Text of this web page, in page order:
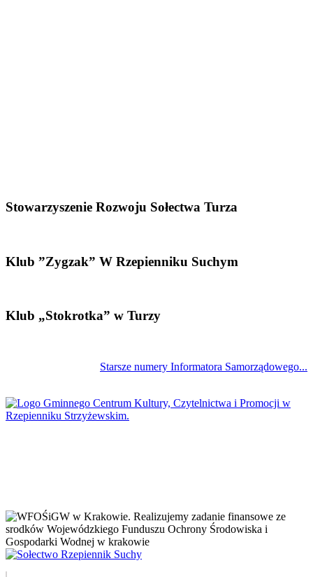
Stowarzyszenie Rozwoju Sołectwa Turza
Klub ”Zygzak” W Rzepienniku Suchym
Klub „Stokrotka” w Turzy
Starsze numery Informatora Samorządowego...